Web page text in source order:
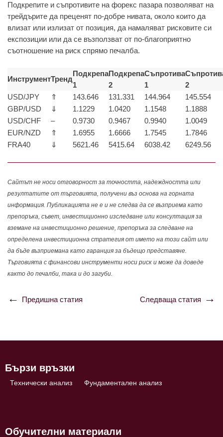
Подкрепите и съпротивите на форекс пазара позволяват на
трейдърите да преценят по-добре нивата, около които да
влизат или излизат от позиция, да намаляват рисковите си
експозиции или да се възползват от по-благоприятно
съотношение на риск спрямо печалба.
ИнструментТренд
Подкрепа
1
Подкрепа
2
Съпротива
1
2
USD/JPY
⇑ 143.646 131.331 144.964
145.554
GBP/USD
⇓ 1.1229 1.0420 1.1548
1.1888
USD/CHF
– 0.9730 0.9467 0.9940
1.0049
EUR/NZD
⇑ 1.6955 1.6666 1.7545
1.7846
FRA40
⇓ 5621.46 5415.64 6038.42 6249.56
Сайтът не носи отговорност за точността, надеждността или
резултатите от търговията, получени въз основа на горната
информация. Публикацията не е и не следва да се възприема като
препоръка, съвет, инвестиционно изследване или консултация за
вземане на инвестиционно решение, препоръка за следване на
определена инвестиционна стратегия от името на този сайт или
да бъде възприемана като гаранция за бъдещо представяне.
Търговията с финансови инструменти носи риск и може да доведе
както до печалби, така и до загуби.
Навигация
Предишна статия Следваща статия
Бързи връзки
Технически анализ Фундаментален анализ
Обучителни материали